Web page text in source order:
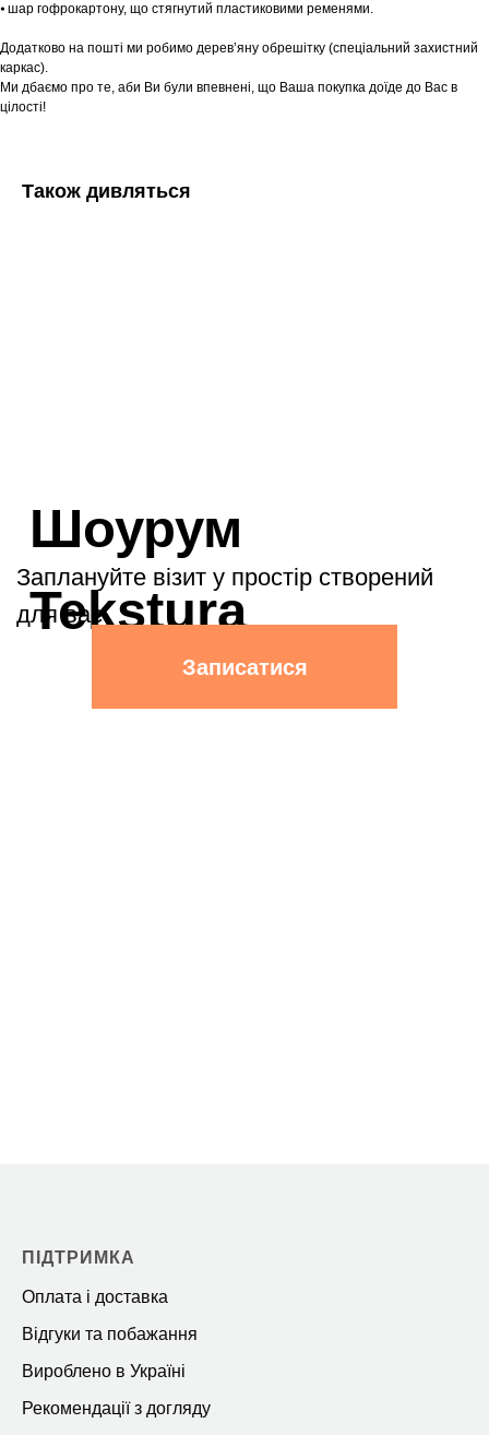
⦁ шар гофрокартону, що стягнутий пластиковими ременями.
Додатково на пошті ми робимо дерев’яну обрешітку (спеціальний захистний
каркас).
Ми дбаємо про те, аби Ви були впевнені, що Ваша покупка доїде до Вас в
цілості!
Також дивляться
ПІДТРИМКА
Оплата і доставка
Відгуки та побажання
Вироблено в Україні
Рекомендації з догляду